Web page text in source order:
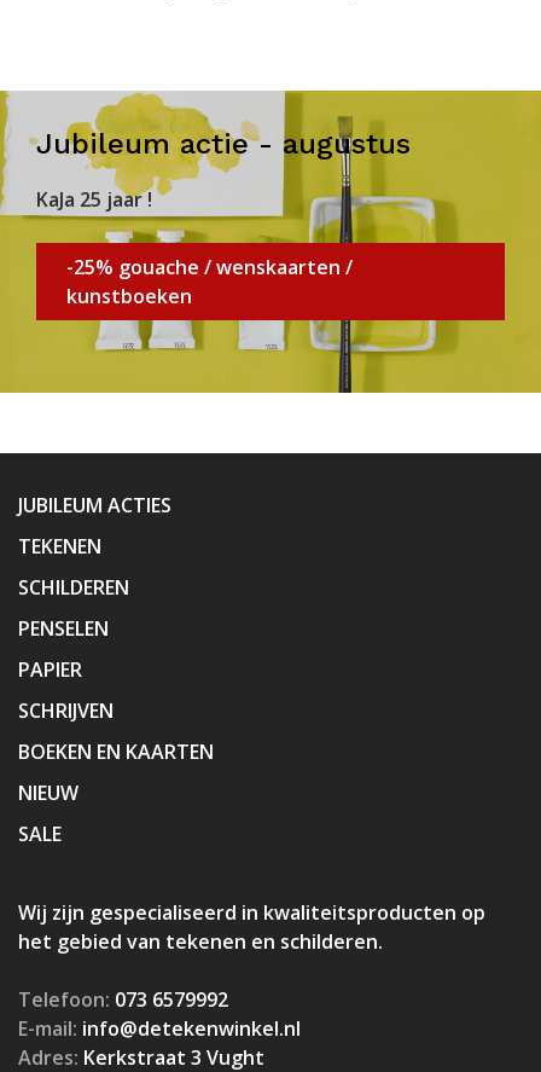
Jubileum actie - augustus
KaJa 25 jaar !
-25% gouache / wenskaarten /
kunstboeken
JUBILEUM ACTIES
TEKENEN
SCHILDEREN
PENSELEN
PAPIER
SCHRIJVEN
BOEKEN EN KAARTEN
NIEUW
SALE
Wij zijn gespecialiseerd in kwaliteitsproducten op
het gebied van tekenen en schilderen.
Telefoon: 073 6579992
E-mail: info@detekenwinkel.nl
Adres: Kerkstraat 3 Vught